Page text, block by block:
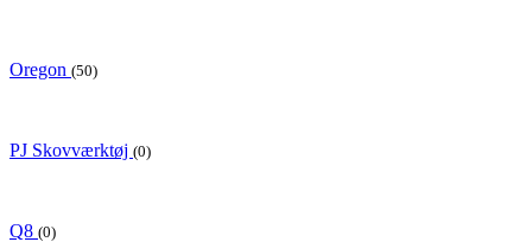
Oregon (50)
PJ Skovværktøj (0)
Q8 (0)